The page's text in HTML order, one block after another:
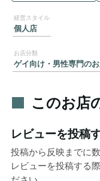
個人店
ゲイ向け・男性専門の
このお店
レビューを投稿
投稿から反映までに
レビューを投稿する